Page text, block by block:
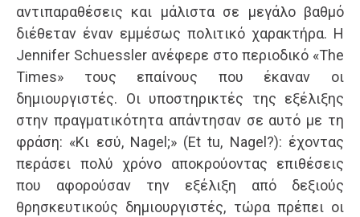
αντιπαραθέσεις και μάλιστα σε μεγάλο βαθμό
διέθεταν έναν εμμέσως πολιτικό χαρακτήρα. Η
Jennifer Schuessler ανέφερε στο περιοδικό «Τhe
Times» τους επαίνους που έκαναν οι
δημιουργιστές. Οι υποστηρικτές της εξέλιξης
στην πραγματικότητα απάντησαν σε αυτό με τη
φράση: «Κι εσύ, Nagel;» (Et tu, Nagel?): έχοντας
περάσει πολύ χρόνο αποκρούοντας επιθέσεις
που αφορούσαν την εξέλιξη από δεξιούς
θρησκευτικούς δημιουργιστές, τώρα πρέπει οι